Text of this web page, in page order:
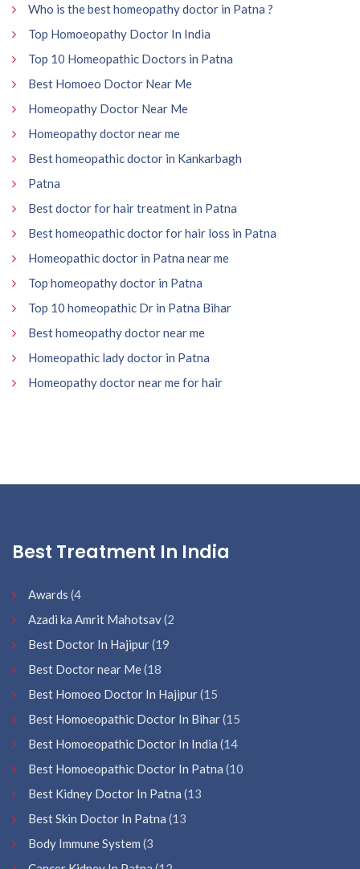
Who is the best homeopathy doctor in Patna ?
Top Homoeopathy Doctor In India
Top 10 Homeopathic Doctors in Patna
Best Homoeo Doctor Near Me
Homeopathy Doctor Near Me
Homeopathy doctor near me
Best homeopathic doctor in Kankarbagh
Patna
Best doctor for hair treatment in Patna
Best homeopathic doctor for hair loss in Patna
Homeopathic doctor in Patna near me
Top homeopathy doctor in Patna
Top 10 homeopathic Dr in Patna Bihar
Best homeopathy doctor near me
Homeopathic lady doctor in Patna
Homeopathy doctor near me for hair
Best Treatment In India
Awards (4
Azadi ka Amrit Mahotsav(2
Best Doctor In Hajipur(19
Best Doctor near Me(18
Best Homoeo Doctor In Hajipur(15
Best Homoeopathic Doctor In Bihar(15
Best Homoeopathic Doctor In India (14
Best Homoeopathic Doctor In Patna (10
Best Kidney Doctor In Patna (13
Best Skin Doctor In Patna (13
Body Immune System (3